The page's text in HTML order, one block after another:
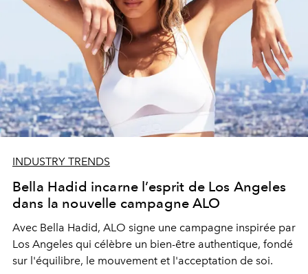
INDUSTRY TRENDS
Bella Hadid incarne l’esprit de Los Angeles
dans la nouvelle campagne ALO
Avec Bella Hadid, ALO signe une campagne inspirée par
Los Angeles qui célèbre un bien-être authentique, fondé
sur l'équilibre, le mouvement et l'acceptation de soi.